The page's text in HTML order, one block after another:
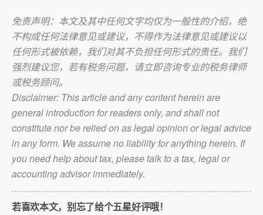
免责声明：本文及其中任何文字均仅为一般性的介绍，绝
不构成任何法律意见或建议，不得作为法律意见或建议以
任何形式被依赖，我们对其不负担任何形式的责任。我们
强烈建议您，若有税务问题，请立即咨询专业的税务律师
或税务顾问。
Disclaimer: This article and any content herein are
general introduction for readers only, and shall not
constitute nor be relied on as legal opinion or legal advice
in any form. We assume no liability for anything herein. If
you need help about tax, please talk to a tax, legal or
accounting advisor immediately.
若喜欢本文，别忘了给个五星好评哦！